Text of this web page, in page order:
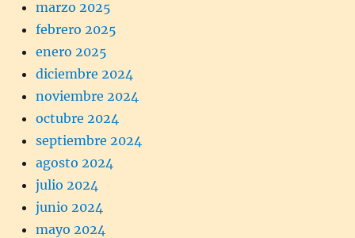
marzo 2025
febrero 2025
enero 2025
diciembre 2024
noviembre 2024
octubre 2024
septiembre 2024
agosto 2024
julio 2024
junio 2024
mayo 2024